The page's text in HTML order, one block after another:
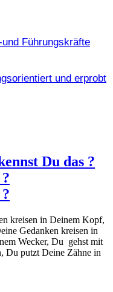
Führungskräfte
und erprobt
Du das ?
kreisen in Deinem Kopf,
Gedanken kreisen in
Wecker, Du gehst mit
Du putzt Deine Zähne in